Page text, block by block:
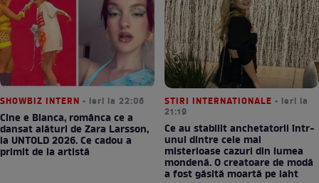
SHOWBIZ INTERN • ieri la 22:06
Cine e Bianca, românca ce a
dansat alături de Zara Larsson,
la UNTOLD 2026. Ce cadou a
primit de la artistă
STIRI INTERNATIONALE • ieri la
21:19
Ce au stabilit anchetatorii într-
unul dintre cele mai
misterioase cazuri din lumea
mondenă. O creatoare de modă
a fost găsită moartă pe iaht